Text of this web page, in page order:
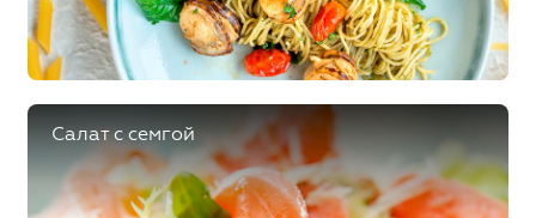
Салат с семгой